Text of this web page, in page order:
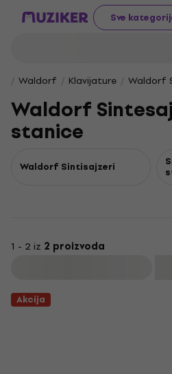
Sve
Waldorf Klavijature Waldorf
Waldorf
stanice
Waldorf Sintisajzeri
1 - 2 iz 2 proizvoda
Akcija